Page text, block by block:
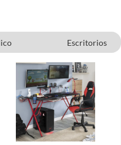
Escritorios